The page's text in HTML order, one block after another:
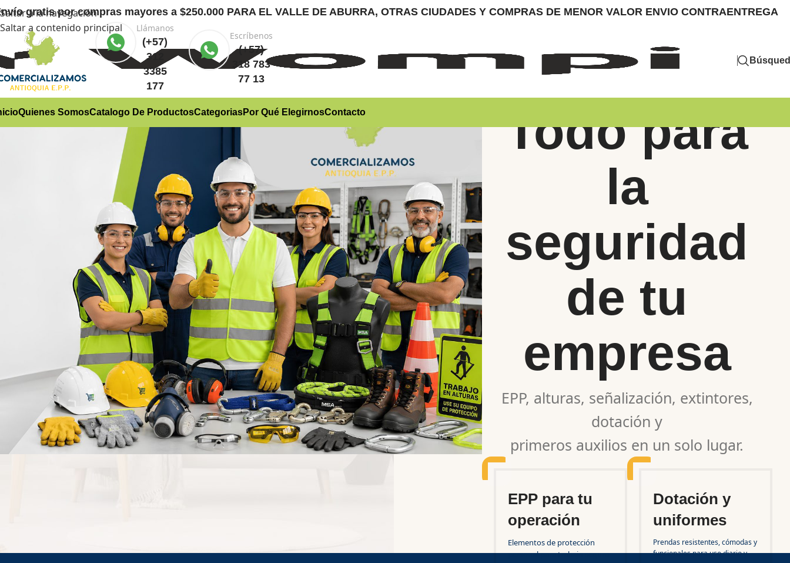
Saltar a la navegación
Saltar a contenido principal
gratispor compras mayores a $250.000 PARA EL VALLE DE ABURRA, OTRAS CIUDADES Y COMPRAS DE MENOR VALOR ENVIO CONTRAENTREGA
Llámanos
(+57)
312
3385
177
Escríbenos
(+57)
318 783
77 13
Quienes SomosCatalogo De ProductosCategoriasPor Qué ElegirnosContacto
Todo para
la
seguridad
de tu
empresa
EPP, alturas, señalización, extintores,
dotación y
primeros auxilios en un solo lugar.
EPP para tu
operación
Elementos de protección
personal para trabajo seguro
Dotación y
uniformes
Prendas resistentes, cómodas y
funcionales para uso diario y